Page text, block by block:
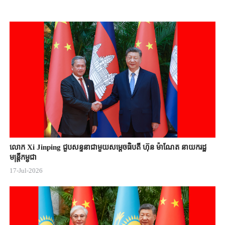
លោក Xi Jinping ជួបសន្ទនាជាមួយសម្តេចធិបតី ហ៊ុន ម៉ាណែត នាយករដ្ឋ
មន្ត្រីកម្ពុជា
17-Jul-2026